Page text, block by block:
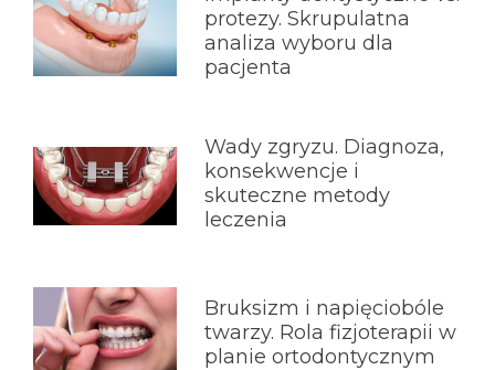
protezy. Skrupulatna
analiza wyboru dla
pacjenta
Wady zgryzu. Diagnoza,
konsekwencje i
skuteczne metody
leczenia
Bruksizm i napięciobóle
twarzy. Rola fizjoterapii w
planie ortodontycznym